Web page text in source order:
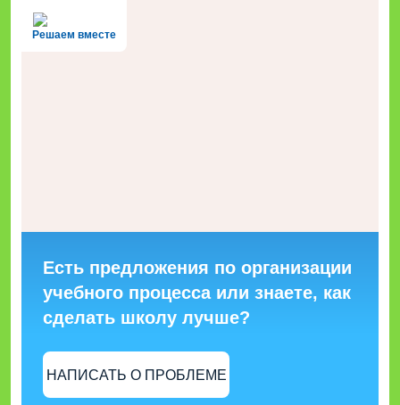
Решаем вместе
Есть предложения по организации
учебного процесса или знаете, как
сделать школу лучше?
НАПИСАТЬ О ПРОБЛЕМЕ